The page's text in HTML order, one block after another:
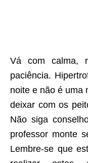
Vá com calma,
paciência.
noite e não é uma
deixar com os
Não siga
professor monte
Lembre-se que